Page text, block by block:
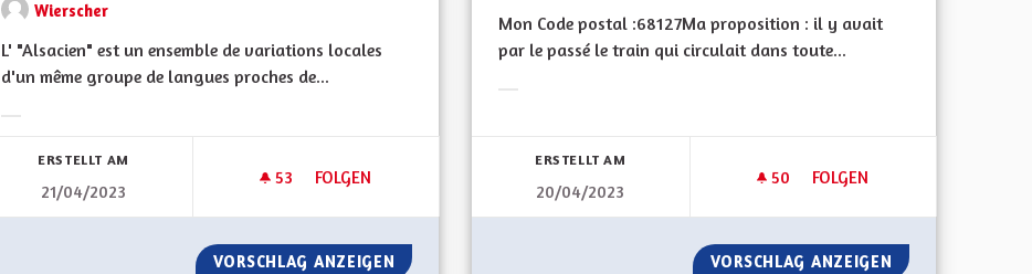
Wierscher
L' "Alsacien" est un ensemble de variations locales
d'un même groupe de langues proches de...
ERSTELLT AM
21/04/2023
53 53 FOLLOWER
FOLGEN
ALSACIEN: TRADUCTION EN LIGNE ET RECENSEMENT VARIANTES DIALECTALES
VORSCHLAG ANZEIGEN ALSACIEN: TRADUCTION EN LIGNE ET RECENSEMENT VARIANTES DIALECTALES
Mon Code postal :68127Ma proposition : il y avait
par le passé le train qui circulait dans toute...
ERSTELLT AM
20/04/2023
50 50 FOLLOWER
FOLGEN
TRANSPORTS DURABLES
VORSCHLAG ANZEIGEN TRANSPORTS